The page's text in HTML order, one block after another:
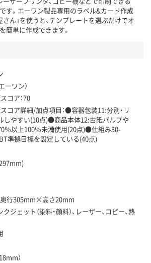
す。エーワン製品専用のラベル&カード作成
ん」を使うと、テンプレートを選ぶだけでオ
簡単に作成できます。
ーワン）
コア：70
コア詳細/加点項目：●容器包装11:分別・リ
しやすい(10点)●商品本体12:古紙パルプや
％以上100％未満使用(20点)●仕組み30-
準拠目標を設定している(40点)
行305mm×高さ20mm
ジェット（染料・顔料）、レーザー、コピー、熱
）